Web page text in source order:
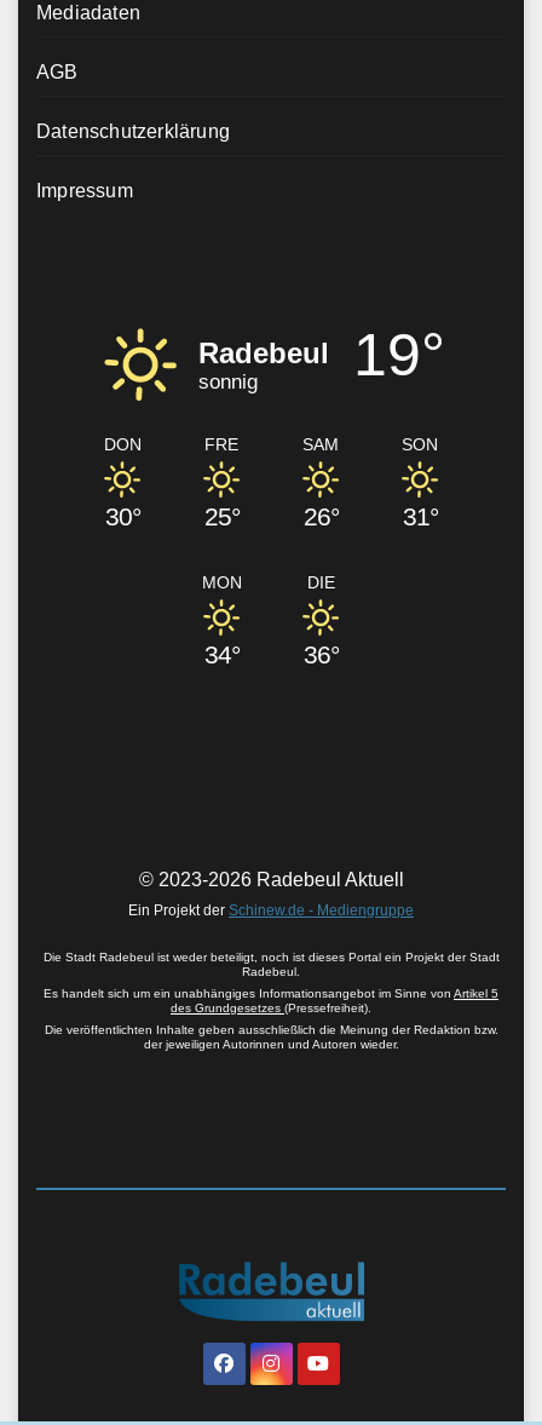
Mediadaten
AGB
Datenschutzerklärung
Impressum
Radebeul
sonnig 19°
DON
30°
FRE
25°
SAM
26°
SON
31°
MON
34°
DIE
36°
© 2023-2026 Radebeul Aktuell
Ein Projekt der Schinew.de - Mediengruppe
Die Stadt Radebeul ist weder beteiligt, noch ist dieses Portal ein Projekt der Stadt
Radebeul.
Es handelt sich um ein unabhängiges Informationsangebot im Sinne von Artikel 5
des Grundgesetzes (Pressefreiheit).
Die veröffentlichten Inhalte geben ausschließlich die Meinung der Redaktion bzw.
der jeweiligen Autorinnen und Autoren wieder.